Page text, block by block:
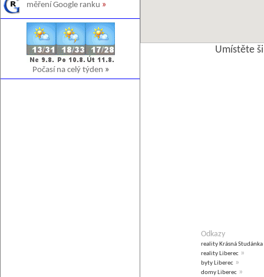
měření Google ranku »
Počasí na celý týden »
Umístěte
Odkazy
reality Krásná Studánka
reality Liberec »
byty Liberec »
domy Liberec »